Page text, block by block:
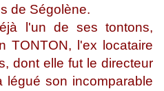
de Ségolène.
l'un de ses tontons,
TONTON, l'ex locataire
dont elle fut le directeur
son incomparable